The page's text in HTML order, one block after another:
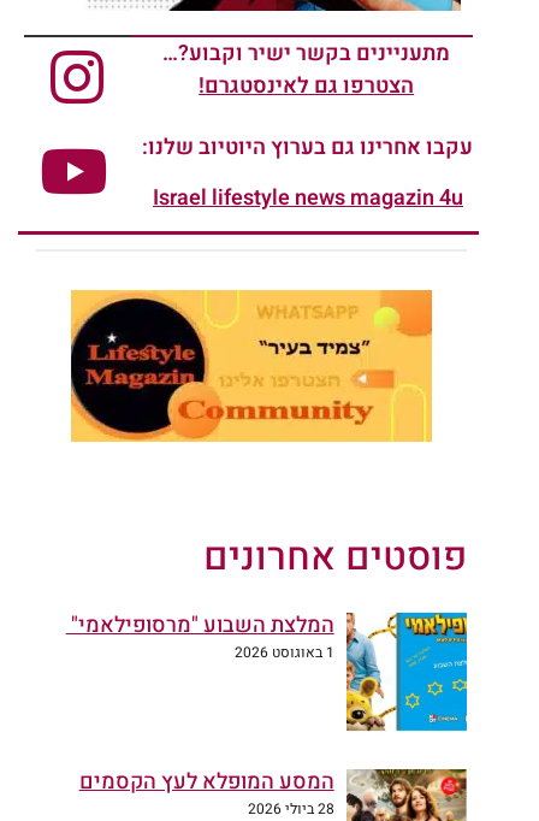
מתעניינים בקשר ישיר וקבוע?…
הצטרפו גם לאינסטגרם!
עקבו אחרינו גם בערוץ היוטיוב שלנו:
Israel lifestyle news magazin 4u
פוסטים אחרונים
המלצת השבוע "מרסופילאמי"
1 באוגוסט 2026
המסע המופלא לעץ הקסמים
28 ביולי 2026